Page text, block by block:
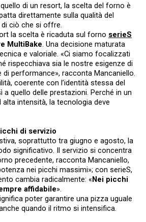
di un resort, la scelta del forno è
direttamente sulla qualità del
di ciò che si offre.
la scelta è ricaduta sul forno serieS
MultiBake. Una decisione maturata
e valoriale. «Ci siamo focalizzati
rispecchiava sia le nostre esigenze di
di performance», racconta Mancaniello.
coerente con l’identità stessa del
quello delle prestazioni. Perché in un
intensità, la tecnologia deve
di servizio
soprattutto tra giugno e agosto, la
significativo. Il servizio si concentra
precedente, racconta Mancaniello,
nei picchi massimi»; con serieS,
cambia radicalmente: «Nei picchi
affidabile».
poter garantire una pizza uguale
quando il ritmo si intensifica.